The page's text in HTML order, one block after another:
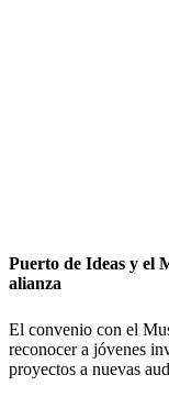
Puerto de Ideas y el
alianza
El convenio con el
reconocer a jóvenes
proyectos a nuevas